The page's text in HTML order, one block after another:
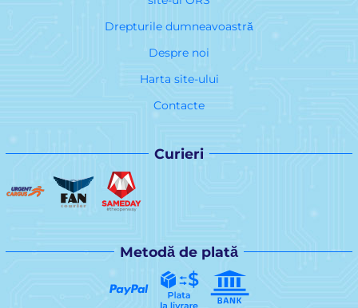
Drepturile dumneavoastră
Despre noi
Harta site-ului
Contacte
Curieri
Metodă de plată